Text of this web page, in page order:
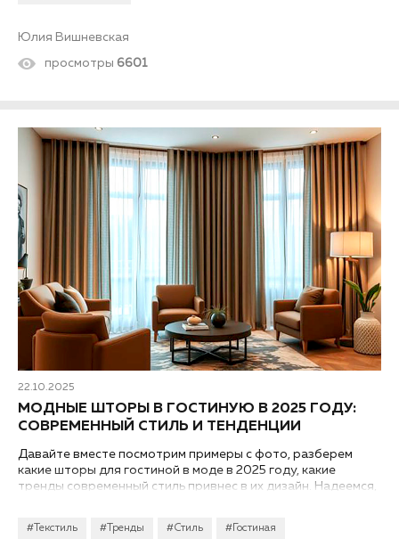
Юлия Вишневская
просмотры 6601
22.10.2025
#Текстиль #Тренды #Стиль #Гостиная
МОДНЫЕ ШТОРЫ В ГОСТИНУЮ В 2025 ГОДУ:
СОВРЕМЕННЫЙ СТИЛЬ И ТЕНДЕНЦИИ
Давайте вместе посмотрим примеры с фото, разберем
какие шторы для гостиной в моде в 2025 году, какие
тренды современный стиль привнес в их дизайн. Надеемся,